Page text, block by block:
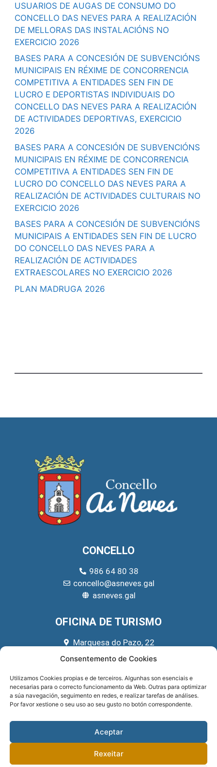
Consentemento de Cookies
Utilizamos Cookies propias e de terceiros. Algunhas son esenciais e
necesarias para o correcto funcionamento da Web. Outras para optimizar
a súa navegación, seguimento en redes, e realizar tarefas de análises.
Por favor xestione o seu uso ao seu gusto no botón correspondente.
Aceptar
Rexeitar
USUARIOS DE AUGAS DE CONSUMO DO
CONCELLO DAS NEVES PARA A REALIZACIÓN
DE MELLORAS DAS INSTALACIÓNS NO
EXERCICIO 2026
BASES PARA A CONCESIÓN DE SUBVENCIÓNS
MUNICIPAIS EN RÉXIME DE CONCORRENCIA
COMPETITIVA A ENTIDADES SEN FIN DE
LUCRO E DEPORTISTAS INDIVIDUAIS DO
CONCELLO DAS NEVES PARA A REALIZACIÓN
DE ACTIVIDADES DEPORTIVAS, EXERCICIO
2026
BASES PARA A CONCESIÓN DE SUBVENCIÓNS
MUNICIPAIS EN RÉXIME DE CONCORRENCIA
COMPETITIVA A ENTIDADES SEN FIN DE
LUCRO DO CONCELLO DAS NEVES PARA A
REALIZACIÓN DE ACTIVIDADES CULTURAIS NO
EXERCICIO 2026
BASES PARA A CONCESIÓN DE SUBVENCIÓNS
MUNICIPAIS A ENTIDADES SEN FIN DE LUCRO
DO CONCELLO DAS NEVES PARA A
REALIZACIÓN DE ACTIVIDADES
EXTRAESCOLARES NO EXERCICIO 2026
PLAN MADRUGA 2026
CONCELLO
986 64 80 38
concello@asneves.gal
asneves.gal
OFICINA DE TURISMO
Marquesa do Pazo, 22
666 39 45 65
REDES SOCIAIS